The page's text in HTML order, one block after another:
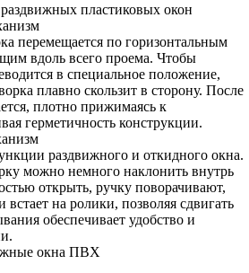
пластиковых окон
перемещается по горизонтальным
вдоль всего проема. Чтобы
в специальное положение,
плавно скользит в сторону. После
плотно прижимаясь к
герметичность конструкции.
раздвижного и откидного окна.
можно немного наклонить внутрь
открыть, ручку поворачивают,
встает на ролики, позволяя сдвигать
обеспечивает удобство и
окна ПВХ